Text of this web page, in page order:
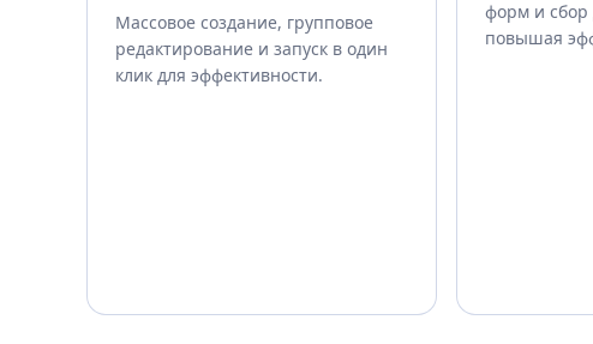
Массовое создание, групповое
редактирование и запуск в один
клик для эффективности.
форм и сбор
повышая